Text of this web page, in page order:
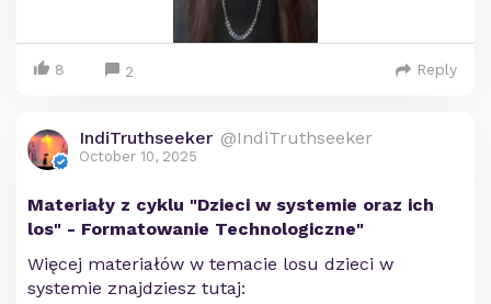
8 2 Reply
IndiTruthseeker @IndiTruthseeker
October 10, 2025
Materiały z cyklu "Dzieci w systemie oraz ich
los" - Formatowanie Technologiczne"
Więcej materiałów w temacie losu dzieci w
systemie znajdziesz tutaj: